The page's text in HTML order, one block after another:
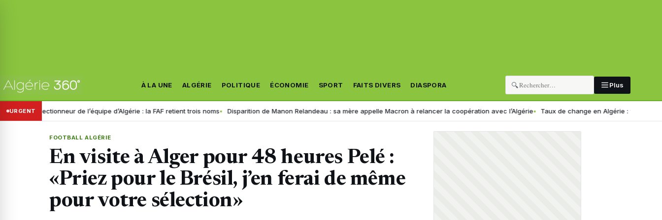
À LA UNE ALGÉRIE POLITIQUE ÉCONOMIE SPORT FAITS DIVERS DIASPORA 🔍 Plus
URGENT
sélectionneur de l’équipe d’Algérie : la FAF retient trois noms Disparition de Manon Relandeau : sa mère appelle Macron à relancer la coopération avec l’Algérie Taux de change en Algérie : voici le nouveau
FOOTBALL ALGÉRIE
En visite à Alger pour 48 heures Pelé :
«Priez pour le Brésil, j’en ferai de même
pour votre sélection»